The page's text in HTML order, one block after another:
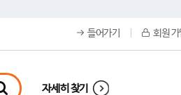
들어가기 회원 가
자세히 찾기